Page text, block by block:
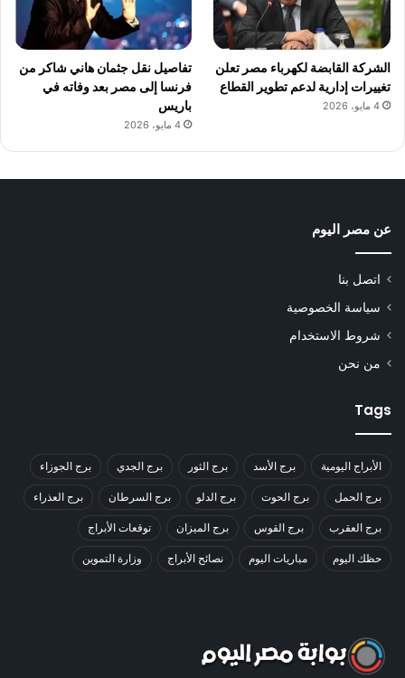
الشركة القابضة لكهرباء مصر تعلن
تغييرات إدارية لدعم تطوير القطاع
4 مايو، 2026
تفاصيل نقل جثمان هاني شاكر من
فرنسا إلى مصر بعد وفاته في
باريس
4 مايو، 2026
عن مصر اليوم
اتصل بنا
سياسة الخصوصية
شروط الاستخدام
من نحن
Tags
الأبراج اليومية برج الأسد برج الثور برج الجدي برج الجوزاء
برج الحمل برج الحوت برج الدلو برج السرطان برج العذراء
برج العقرب برج القوس برج الميزان توقعات الأبراج
حظك اليوم مباريات اليوم نصائح الأبراج وزارة التموين